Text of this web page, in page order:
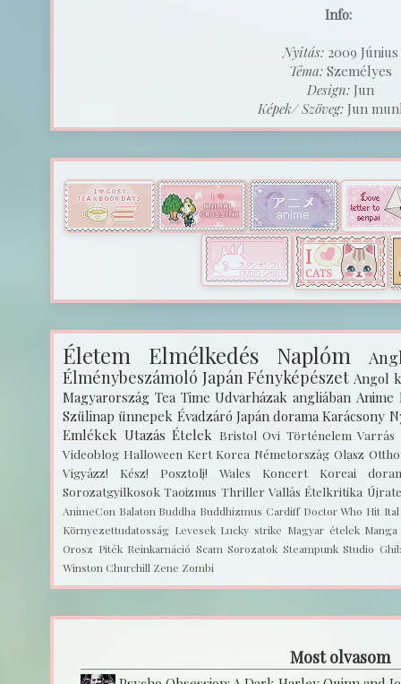
Info:
Nyitás:2009 Június
Téma:Személyes
Design:Jun
Képek/ Szöveg: Jun
Életem Elmélkedés Naplóm
Élménybeszámoló Japán Fényképészet Angol
Magyarország Tea Time Udvarházak angliában Anime
Szülinap ünnepek Évadzáró Japán dorama Karácsony
Emlékek Utazás Ételek Bristol Ovi Történelem Varrás
Videoblog Halloween Kert Korea Németország Olasz
Vigyázz! Kész! Posztolj!
Wales Koncert
Koreai
Sorozatgyilkosok Taoizmus Thriller Vallás Ételkritika
AnimeCon Balaton Buddha Buddhizmus Cardiff Doctor Who Hit
Környezettudatosság Levesek Lucky strike Magyar ételek Manga
Orosz Piték Reinkarnáció Scam Sorozatok Steampunk Studio
Winston Churchill Zene Zombi
Most olvasom